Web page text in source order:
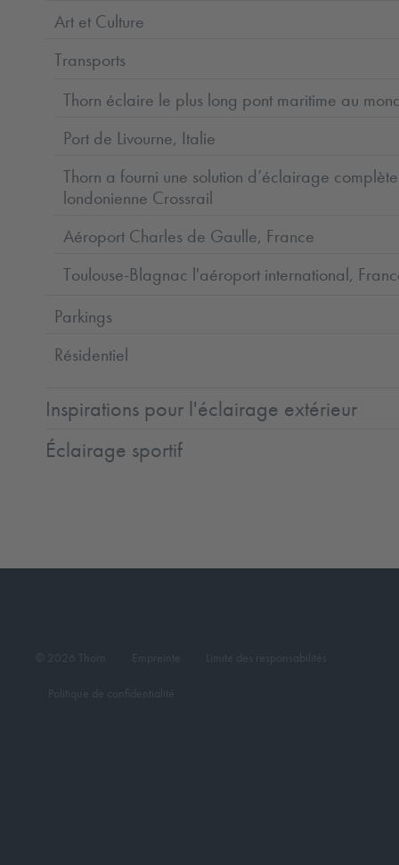
Art et Culture
Transports
Thorn éclaire le plus long pont maritime au
Port de Livourne, Italie
Thorn a fourni une solution d’éclairage
londonienne Crossrail
Aéroport Charles de Gaulle, France
Toulouse-Blagnac l'aéroport international,
Parkings
Résidentiel
Inspirations pour l'éclairage extérieur
Éclairage sportif